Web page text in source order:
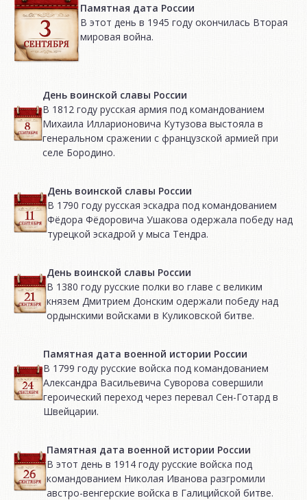
Памятная дата России
В этот день в 1945 году окончилась Вторая
мировая война.
День воинской славы России
В 1812 году русская армия под командованием
Михаила Илларионовича Кутузова выстояла в
генеральном сражении с французской армией при
селе Бородино.
День воинской славы России
В 1790 году русская эскадра под командованием
Фёдора Фёдоровича Ушакова одержала победу над
турецкой эскадрой у мыса Тендра.
День воинской славы России
В 1380 году русские полки во главе с великим
князем Дмитрием Донским одержали победу над
ордынскими войсками в Куликовской битве.
Памятная дата военной истории России
В 1799 году русские войска под командованием
Александра Васильевича Суворова совершили
героический переход через перевал Сен-Готард в
Швейцарии.
Памятная дата военной истории России
В этот день в 1914 году русские войска под
командованием Николая Иванова разгромили
австро-венгерские войска в Галицийской битве.